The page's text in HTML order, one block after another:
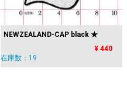
NEWZEALAND-CAP black ★
¥ 440
在庫数：19